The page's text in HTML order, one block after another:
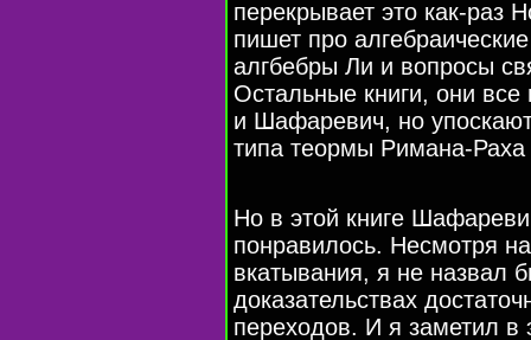
перекрывает это как-раз
пишет про
алгбебры Ли и вопросы
Остальные книги, они
и Шафаревич, но
типа теормы Римана-Раха
Но в этой книге
понравилось. Несмотря
вкатывания, я не назвал
доказательствах
переходов. И я заметил в